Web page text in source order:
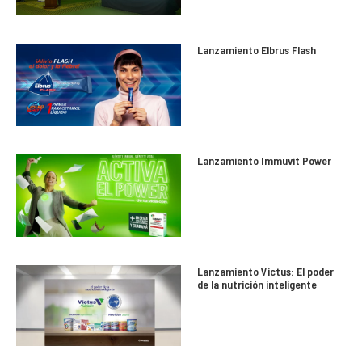
Lanzamiento Elbrus Flash
Lanzamiento Immuvit Power
Lanzamiento Victus: El poder
de la nutrición inteligente